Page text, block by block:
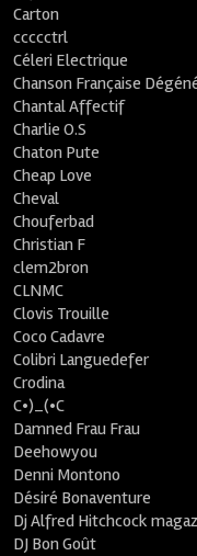
Carton
ccccctrl
Céleri Electrique
Chanson Française
Chantal Affectif
Charlie O.S
Chaton Pute
Cheap Love
Cheval
Chouferbad
Christian F
clem2bron
CLNMC
Clovis Trouille
Coco Cadavre
Colibri Languedefer
Crodina
C•)_(•C
Damned Frau Frau
Deehowyou
Denni Montono
Désiré Bonaventure
Dj Alfred Hitchcock
DJ Bon Goût